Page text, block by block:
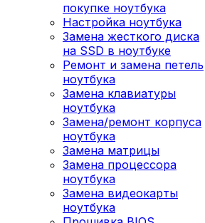
покупке ноутбука
Настройка ноутбука
Замена жесткого диска
на SSD в ноутбуке
Ремонт и замена петель
ноутбука
Замена клавиатуры
ноутбука
Замена/ремонт корпуса
ноутбука
Замена матрицы
Замена процессора
ноутбука
Замена видеокарты
ноутбука